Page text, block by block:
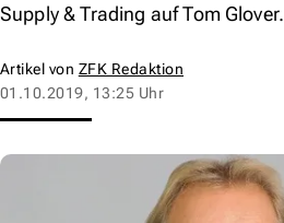
Supply & Trading auf Tom Glover.
Artikel von ZFK Redaktion
01.10.2019, 13:25 Uhr